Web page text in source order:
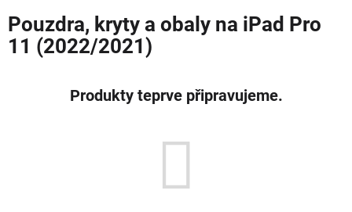
MACBOOK
AIRPODS
Pouzdra, kryty a obaly na iPad Pro
11 (2022/2021)
Produkty teprve připravujeme.